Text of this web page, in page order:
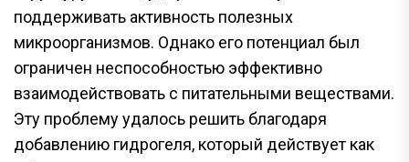
поддерживать активность полезных
микроорганизмов. Однако его потенциал был
ограничен неспособностью эффективно
взаимодействовать с питательными веществами.
Эту проблему удалось решить благодаря
добавлению гидрогеля, который действует как